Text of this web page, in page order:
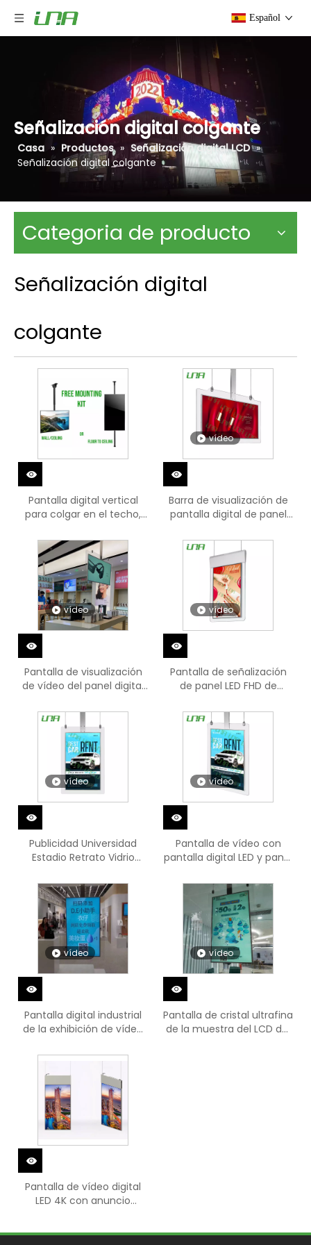
Español
Señalización digital colgante
Casa » Productos » Señalización digital LCD »
Señalización digital colgante
Categoria de producto
Señalización digital
colgante
Pantalla digital vertical
para colgar en el techo,
vídeo
Barra de visualización de
pantalla digital de panel
colgante
vídeo
Pantalla de visualización
de vídeo del panel digital
horizontal
vídeo
Pantalla de señalización
de panel LED FHD de
para interiores
vídeo
Publicidad Universidad
Estadio Retrato Vidrio
Señalización digital
vídeo
Pantalla de vídeo con
pantalla digital LED y panel
vídeo
Pantalla digital industrial
de la exhibición de vídeo
vertical
vídeo
Pantalla de cristal ultrafina
de la muestra del LCD del
Pantalla de vídeo digital
LED 4K con anuncio